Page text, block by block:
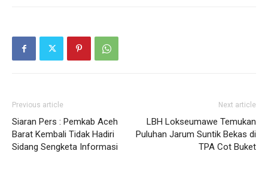
Previous article
Siaran Pers : Pemkab Aceh
Barat Kembali Tidak Hadiri
Sidang Sengketa Informasi
Next article
LBH Lokseumawe Temukan
Puluhan Jarum Suntik Bekas di
TPA Cot Buket